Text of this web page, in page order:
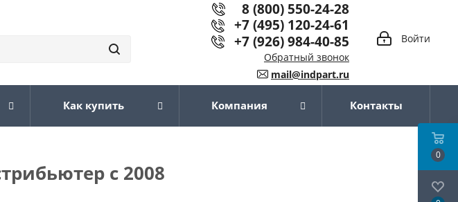
Войти
8 (800) 550-24-28
+7 (495) 120-24-61
+7 (926) 984-40-85
Обратный звонок
mail@indpart.ru
Как купить Компания Контакты
с 2008
0